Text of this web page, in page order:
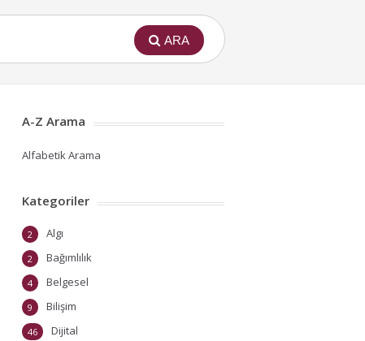
ARA
A-Z Arama
Alfabetik Arama
Kategoriler
Algı
2
Bağımlılık
2
Belgesel
4
Bilişim
9
Dijital
46